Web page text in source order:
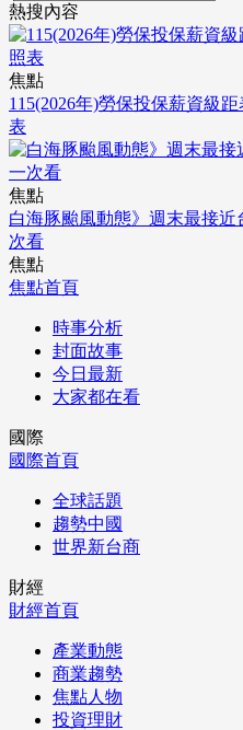
熱搜內容
焦點
115(2026年)勞保投保薪資級
表
焦點
白海豚颱風動態》週末最接
次看
焦點
焦點首頁
時事分析
封面故事
今日最新
大家都在看
國際
國際首頁
全球話題
趨勢中國
世界新台商
財經
財經首頁
產業動態
商業趨勢
焦點人物
投資理財